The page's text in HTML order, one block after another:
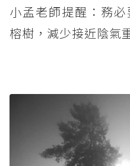
小孟老師提醒：務
榕樹，減少接近陰氣